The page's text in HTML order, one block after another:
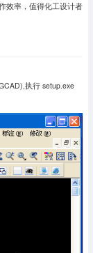
效率，值得化工设计者
执行 setup.exe